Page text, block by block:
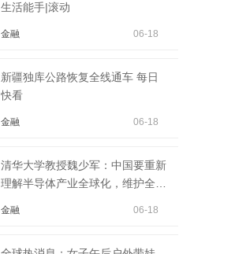
生活能手|滚动
金融 06-18
新疆独库公路恢复全线通车 每日
快看
金融 06-18
清华大学教授魏少军：中国要重新
理解半导体产业全球化，维护全球
金融 06-18